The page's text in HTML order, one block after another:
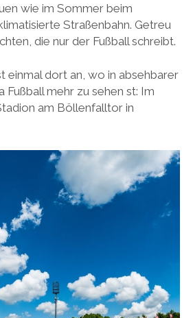
wie im Sommer beim
Straßenbahn. Getreu
die nur der Fußball schreibt.
einmal dort an, wo in absehbarer
Fußball mehr zu sehen st: Im
am Böllenfalltor in